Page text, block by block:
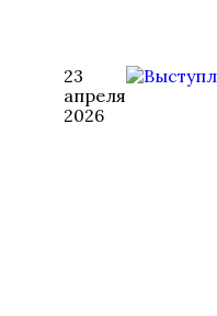
23
апреля
2026